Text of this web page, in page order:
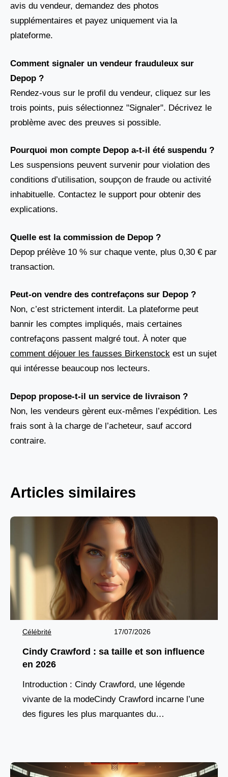
avis du vendeur, demandez des photos
supplémentaires et payez uniquement via la
plateforme.
Comment signaler un vendeur frauduleux sur
Depop ?
Rendez-vous sur le profil du vendeur, cliquez sur les
trois points, puis sélectionnez "Signaler". Décrivez le
problème avec des preuves si possible.
Pourquoi mon compte Depop a-t-il été suspendu ?
Les suspensions peuvent survenir pour violation des
conditions d’utilisation, soupçon de fraude ou activité
inhabituelle. Contactez le support pour obtenir des
explications.
Quelle est la commission de Depop ?
Depop prélève 10 % sur chaque vente, plus 0,30 € par
transaction.
Peut-on vendre des contrefaçons sur Depop ?
Non, c’est strictement interdit. La plateforme peut
bannir les comptes impliqués, mais certaines
contrefaçons passent malgré tout. À noter que
comment déjouer les fausses Birkenstock est un sujet
qui intéresse beaucoup nos lecteurs.
Depop propose-t-il un service de livraison ?
Non, les vendeurs gèrent eux-mêmes l’expédition. Les
frais sont à la charge de l’acheteur, sauf accord
contraire.
Articles similaires
Célébrité 17/07/2026
Cindy Crawford : sa taille et son influence
en 2026
Introduction : Cindy Crawford, une légende
vivante de la modeCindy Crawford incarne l’une
des figures les plus marquantes du